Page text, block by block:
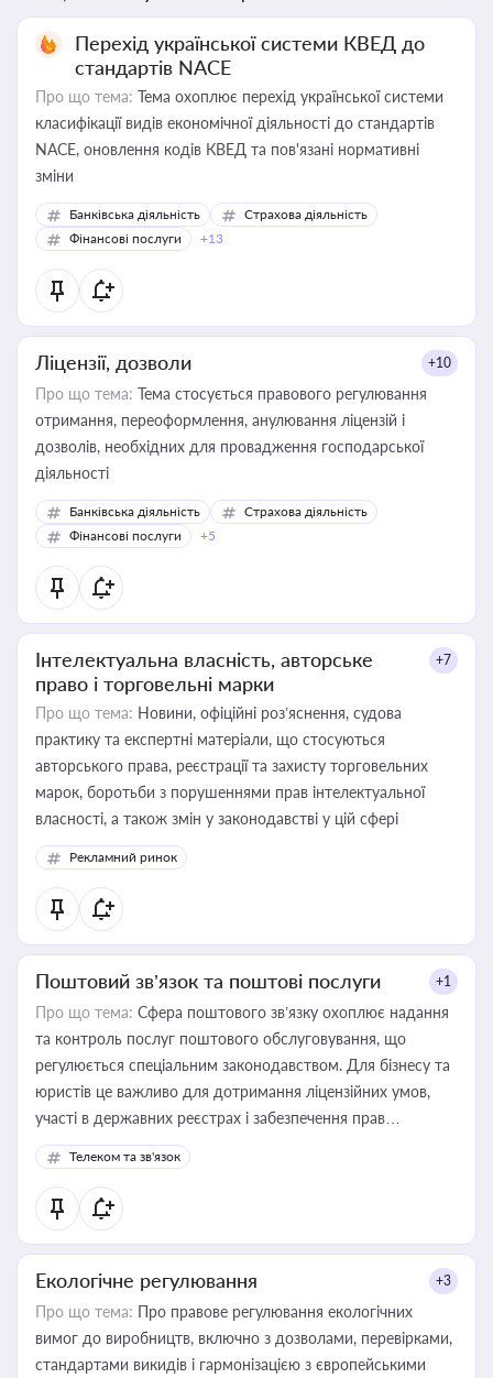
Перехід української системи КВЕД до
стандартів NACE
Про що тема: Тема охоплює перехід української системи
класифікації видів економічної діяльності до стандартів
NACE, оновлення кодів КВЕД та пов'язані нормативні
зміни
Банківська діяльність
Страхова діяльність
Фінансові послуги
+13
Ліцензії, дозволи +10
Про що тема: Тема стосується правового регулювання
отримання, переоформлення, анулювання ліцензій і
дозволів, необхідних для провадження господарської
діяльності
Банківська діяльність
Страхова діяльність
Фінансові послуги
+5
Інтелектуальна власність, авторське
право і торговельні марки
+7
Про що тема: Новини, офіційні роз’яснення, судова
практику та експертні матеріали, що стосуються
авторського права, реєстрації та захисту торговельних
марок, боротьби з порушеннями прав інтелектуальної
власності, а також змін у законодавстві у цій сфері
Рекламний ринок
Поштовий зв’язок та поштові послуги +1
Про що тема: Сфера поштового зв’язку охоплює надання
та контроль послуг поштового обслуговування, що
регулюється спеціальним законодавством. Для бізнесу та
юристів це важливо для дотримання ліцензійних умов,
участі в державних реєстрах і забезпечення прав
споживачів.
Телеком та зв'язок
Екологічне регулювання +3
Про що тема: Про правове регулювання екологічних
вимог до виробництв, включно з дозволами, перевірками,
стандартами викидів і гармонізацією з європейськими